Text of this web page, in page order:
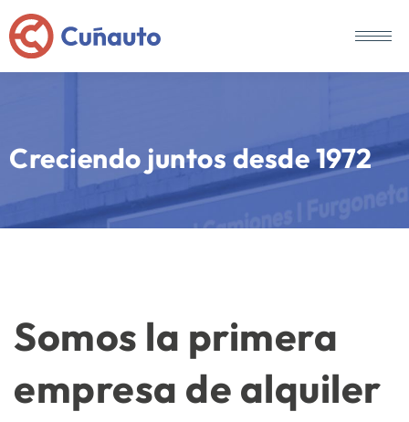
Creciendo juntos desde 1972
Somos la primera
empresa de alquiler